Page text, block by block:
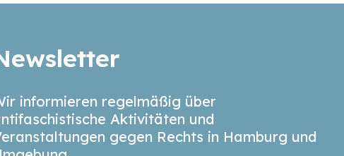
informieren regelmäßig über
Aktivitäten und
gegen Rechts in Hamburg und